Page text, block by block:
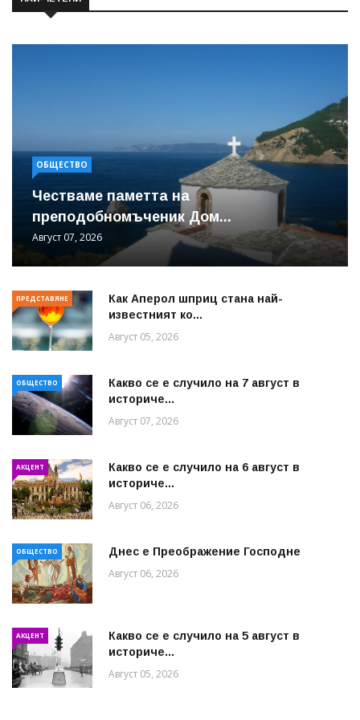
ОБЩЕСТВО
Честваме паметта на
преподобномъченик Дом...
Август 07, 2026
ПРЕДСТАВЯНЕ
Как Аперол шприц стана най-
известният ко...
Август 05, 2026
ОБЩЕСТВО
Какво се е случило на 7 август в
историче...
Август 07, 2026
АКЦЕНТ
Какво се е случило на 6 август в
историче...
Август 06, 2026
ОБЩЕСТВО Днес е Преображение Господне
Август 06, 2026
АКЦЕНТ
Какво се е случило на 5 август в
историче...
Август 05, 2026